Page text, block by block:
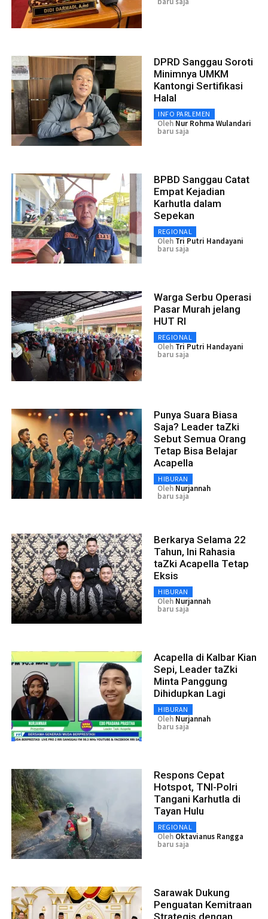
DPRD Sanggau Soroti
Minimnya UMKM
Kantongi Sertifikasi
Halal
INFO PARLEMEN
Oleh Nur Rohma Wulandari
baru saja
BPBD Sanggau Catat
Empat Kejadian
Karhutla dalam
Sepekan
REGIONAL
Oleh Tri Putri Handayani
baru saja
Warga Serbu Operasi
Pasar Murah jelang
HUT RI
REGIONAL
Oleh Tri Putri Handayani
baru saja
Punya Suara Biasa
Saja? Leader taZki
Sebut Semua Orang
Tetap Bisa Belajar
Acapella
HIBURAN
Oleh Nurjannah
baru saja
Berkarya Selama 22
Tahun, Ini Rahasia
taZki Acapella Tetap
Eksis
HIBURAN
Oleh Nurjannah
baru saja
Acapella di Kalbar Kian
Sepi, Leader taZki
Minta Panggung
Dihidupkan Lagi
HIBURAN
Oleh Nurjannah
baru saja
Respons Cepat
Hotspot, TNI-Polri
Tangani Karhutla di
Tayan Hulu
REGIONAL
Oleh Oktavianus Rangga
baru saja
Sarawak Dukung
Penguatan Kemitraan
Strategis dengan